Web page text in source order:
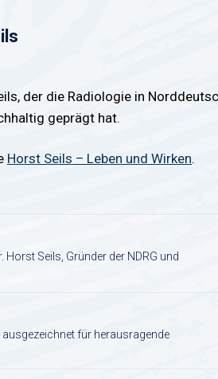
der die Radiologie in
geprägt hat.
Horst Seils – Leben und Wirken.
Seils, Gründer der NDRG und
für herausragende